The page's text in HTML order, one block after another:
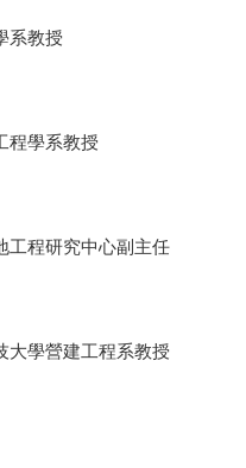
系教授
程學系教授
工程研究中心副主任
大學營建工程系教授